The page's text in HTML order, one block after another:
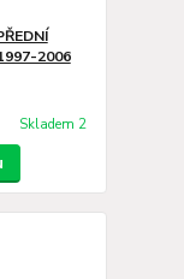
2006
Skladem 2